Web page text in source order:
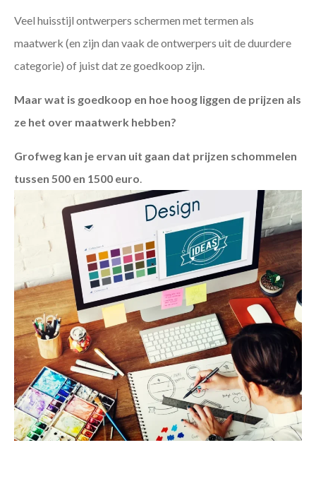
Veel huisstijl ontwerpers schermen met termen als
maatwerk (en zijn dan vaak de ontwerpers uit de duurdere
categorie) of juist dat ze goedkoop zijn.
Maar wat is goedkoop en hoe hoog liggen de prijzen als
ze het over maatwerk hebben?
Grofweg kan je ervan uit gaan dat prijzen schommelen
tussen 500 en 1500 euro.